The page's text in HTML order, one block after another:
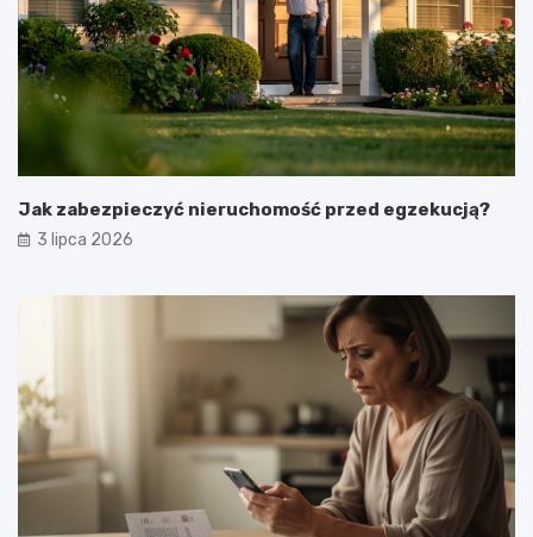
Jak zabezpieczyć nieruchomość przed egzekucją?
3 lipca 2026